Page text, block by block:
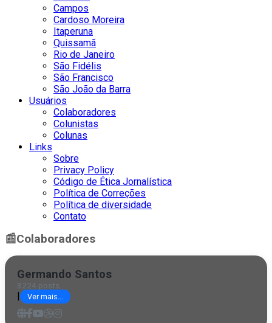
Campos
Cardoso Moreira
Itaperuna
Quissamã
Rio de Janeiro
São Fidélis
São Francisco
São João da Barra
Usuários
Colaboradores
Colunistas
Colunas
Links
Sobre
Privacy Policy
Código de Ética Jornalística
Política de Correções
Política de diversidade
Contato
📰Colaboradores
Germando Santos
3224 posts
Ver mais...